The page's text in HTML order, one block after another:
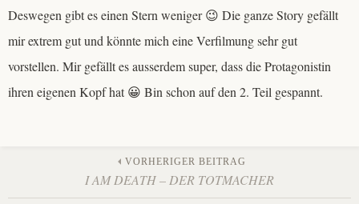
Deswegen gibt es einen Stern weniger 😉 Die ganze Story gefällt
mir extrem gut und könnte mich eine Verfilmung sehr gut
vorstellen. Mir gefällt es ausserdem super, dass die Protagonistin
ihren eigenen Kopf hat 😀 Bin schon auf den 2. Teil gespannt.
Beitrags-VORHERIGER BEITRAG
I AM DEATH – DER TOTMACHER